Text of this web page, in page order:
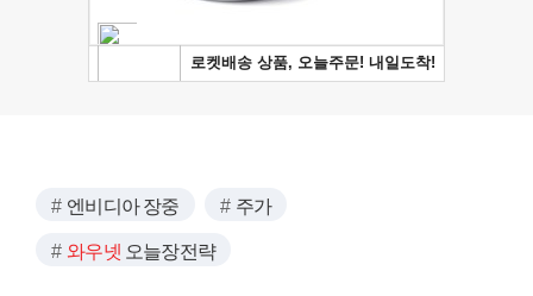
엔비디아 장중 주가
와우넷 오늘장전략